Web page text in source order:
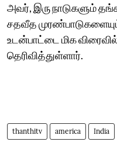
அவர், இரு நாடுகளும்
சதவீத முரண்பாடுகளையும்
உடன்பாட்டை மிக
தெரிவித்துள்ளார்.
thanthitv america India